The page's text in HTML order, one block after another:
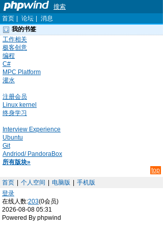
搜索
首页
论坛
消息
我的书签
工作相关
极客创意
编程
C#
MPC Platform
灌水
注册会员
Linux kernel
终身学习
Interview Experience
Ubuntu
Git
Andriod/ PandoraBox
所有版块»
top
首页
个人空间 电脑版
手机版
登录
在线人数:203(0会员)
2026-08-08 05:31
Powered By phpwind